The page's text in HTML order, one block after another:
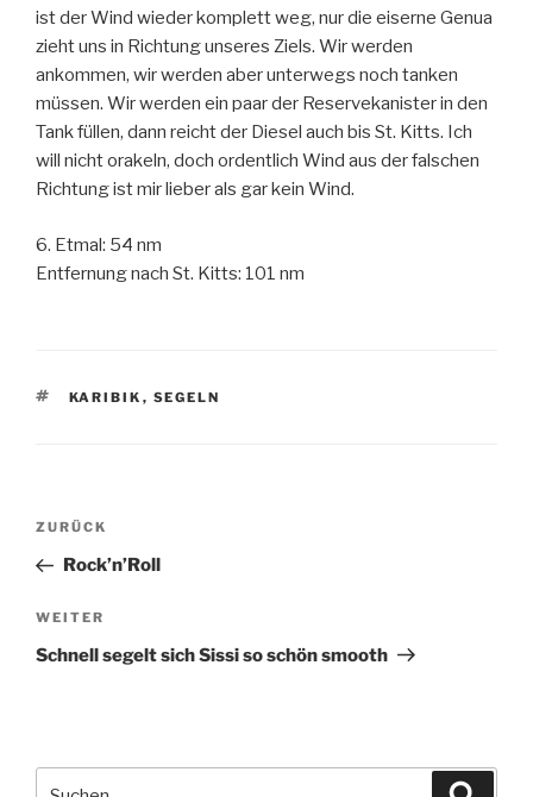
ist der Wind wieder komplett weg, nur die eiserne Genua
zieht uns in Richtung unseres Ziels. Wir werden
ankommen, wir werden aber unterwegs noch tanken
müssen. Wir werden ein paar der Reservekanister in den
Tank füllen, dann reicht der Diesel auch bis St. Kitts. Ich
will nicht orakeln, doch ordentlich Wind aus der falschen
Richtung ist mir lieber als gar kein Wind.
6. Etmal: 54 nm
Entfernung nach St. Kitts: 101 nm
SCHLAGWÖRTER
KARIBIK , SEGELN
Beitragsnavigation
Vorheriger
Beitrag
ZURÜCK
Rock’n’Roll
Nächster
Beitrag
WEITER
Schnell segelt sich Sissi so schön smooth